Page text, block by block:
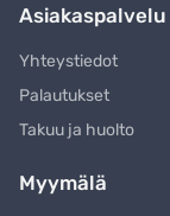
Asiakaspalvelu
Yhteystiedot
Palautukset
Takuu ja huolto
Myymälä